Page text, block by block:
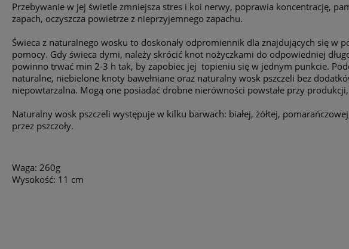
Przebywanie w jej świetle zmniejsza stres i koi nerwy, poprawia koncentrację,
zapach, oczyszcza powietrze z nieprzyjemnego zapachu.
Świeca z naturalnego wosku to doskonały odpromiennik dla znajdujących się w
pomocy. Gdy świeca dymi, należy skrócić knot nożyczkami do odpowiedniej
powinno trwać min 2-3 h tak, by zapobiec jej topieniu się w jednym punkcie.
naturalne, niebielone knoty bawełniane oraz naturalny wosk pszczeli bez
niepowtarzalna. Mogą one posiadać drobne nierówności powstałe przy
Naturalny wosk pszczeli występuje w kilku barwach: białej, żółtej,
przez pszczoły.
Waga: 260g
Wysokość: 11 cm